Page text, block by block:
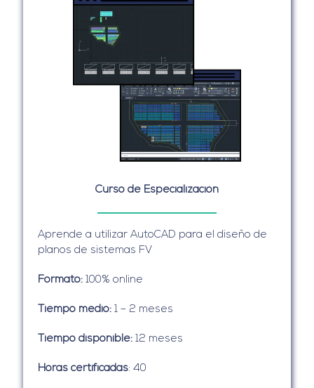
Curso de Especialización
Aprende a utilizar AutoCAD para el diseño de
planos de sistemas FV
Formato:100% online
Tiempo medio:1 – 2 meses
Tiempo disponible:12 meses
Horas certificadas: 40